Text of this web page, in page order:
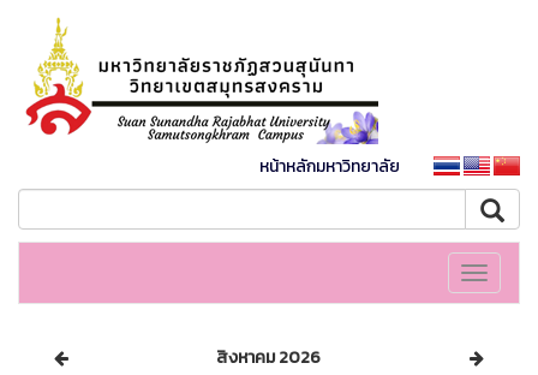
หน้าหลักมหาวิทยาลัย
Toggle
สิงหาคม 2026